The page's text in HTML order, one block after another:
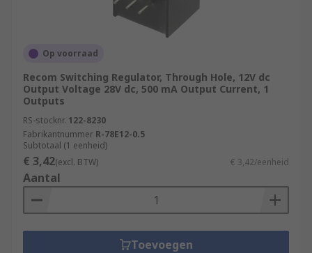
Op voorraad
Recom Switching Regulator, Through Hole, 12V dc
Output Voltage 28V dc, 500 mA Output Current, 1
Outputs
RS-stocknr. 122-8230
Fabrikantnummer R-78E12-0.5
Subtotaal (1 eenheid)
€ 3,42(excl. BTW) € 3,42/eenheid
Aantal
Toevoegen